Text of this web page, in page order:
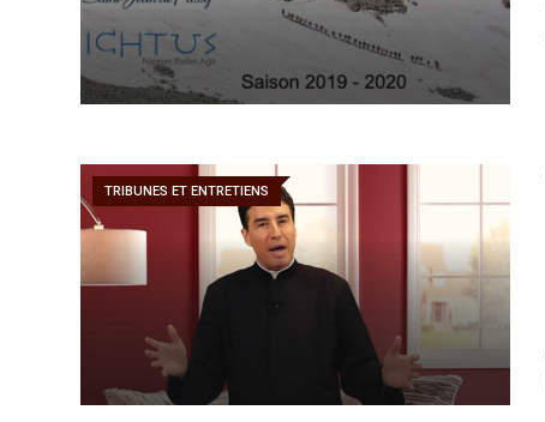
TRIBUNES ET ENTRETIENS